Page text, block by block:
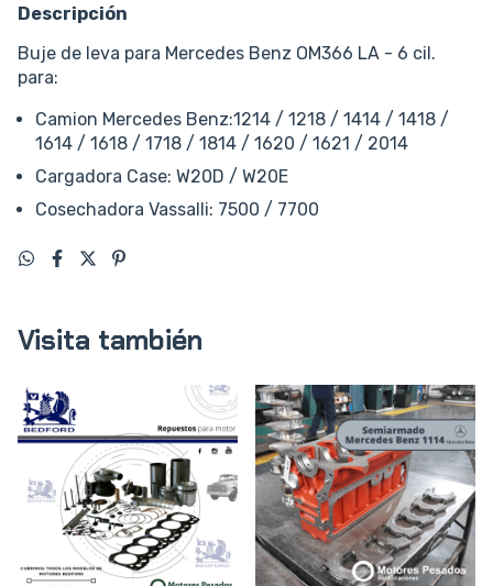
Descripción
Buje de leva para Mercedes Benz OM366 LA - 6 cil.
para:
Camion Mercedes Benz:1214 / 1218 / 1414 / 1418 /
1614 / 1618 / 1718 / 1814 / 1620 / 1621 / 2014
Cargadora Case: W20D / W20E
Cosechadora Vassalli: 7500 / 7700
Visita también